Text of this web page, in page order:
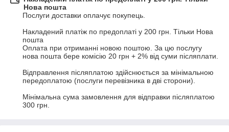
Нова пошта
Послуги доставки оплачує покупець.
Накладений платіж по предоплаті у 200 грн. Тільки Нова
пошта
Оплата при отриманні новою поштою. За цю послугу
нова пошта бере комісію 20 грн + 2% від суми післяплати.
Відправлення післяплатою здійснюється за мінімальною
передоплатою (послуги перевізника в дві сторони).
Мінімальна сума замовлення для відправки післяплатою
300 грн.